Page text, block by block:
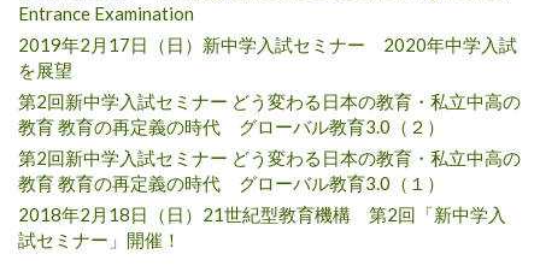
Entrance Examination
2019年2月17日（日）新中学入試セミナー 2020年中学入試
を展望
第2回新中学入試セミナー どう変わる日本の教育・私立中高の
教育 教育の再定義の時代 グローバル教育3.0（２）
第2回新中学入試セミナー どう変わる日本の教育・私立中高の
教育 教育の再定義の時代 グローバル教育3.0（１）
2018年2月18日（日）21世紀型教育機構 第2回「新中学入
試セミナー」開催！